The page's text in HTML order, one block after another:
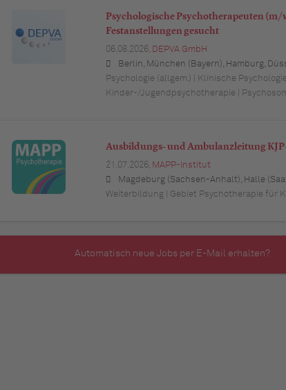
Psychologische Psychotherapeuten
Festanstellungen gesucht
06.08.2026, DEPVA GmbH
Berlin, München (Bayern), Hamburg, Düsseldorf (Nordrhein-Westfalen), Köln (Nordrhein-Westfalen), Essen (Nordrhein-Westfalen), Dortmund (Nordrhein-Westfalen), Stuttgart (Baden-Württemberg), Heilbronn (Baden-Württemberg), Hannover (Niedersachsen), Rostock (Mecklenburg-Vorpommern), Kiel (Schleswig-Holstein), Augsburg (Bayern), Nürnberg (Bayern),
Psychologie (allgem.) | Klinische
Kinder-/Jugendpsychotherapie |
Ausbildungs- und Ambulanzleitung
21.07.2026, MAPP-Institut
Magdeburg (Sachsen-Anhalt), Halle (Saale) (Sachsen-Anhalt), Leipzig (Sachsen), Hannover (Niedersachsen), Berlin, Wolfsburg (Niedersachsen),
Weiterbildung | Gebiet Psychotherapie für
Automatisch neue Jobs per E-Mail erhalten?